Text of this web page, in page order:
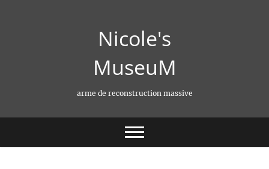
Nicole's
MuseuM
arme de reconstruction massive